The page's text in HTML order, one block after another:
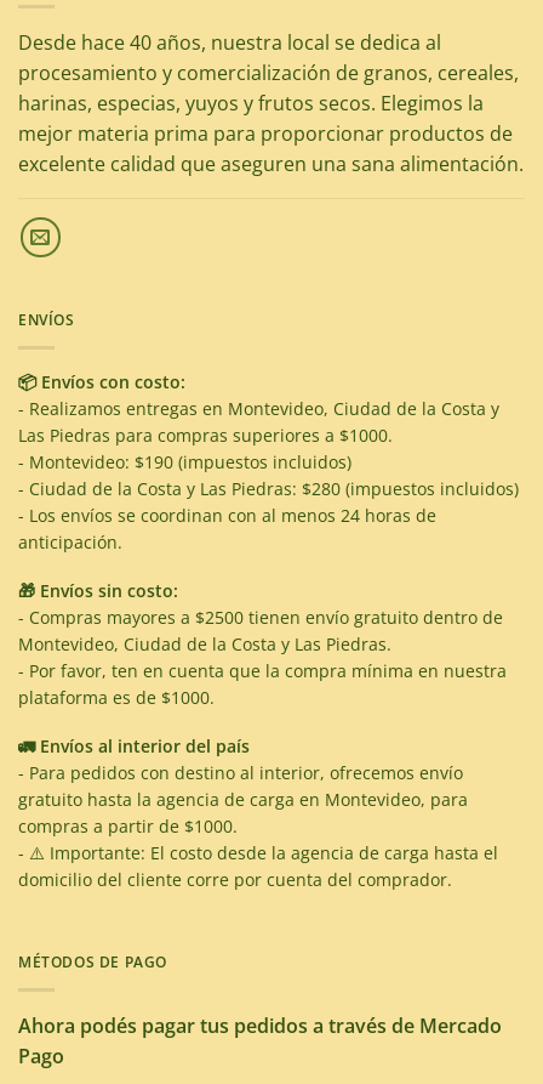
Desde hace 40 años, nuestra local se dedica al
procesamiento y comercialización de granos, cereales,
harinas, especias, yuyos y frutos secos. Elegimos la
mejor materia prima para proporcionar productos de
excelente calidad que aseguren una sana alimentación.
ENVÍOS
📦 Envíos con costo:
- Realizamos entregas en Montevideo, Ciudad de la Costa y
Las Piedras para compras superiores a $1000.
- Montevideo: $190 (impuestos incluidos)
- Ciudad de la Costa y Las Piedras: $280 (impuestos incluidos)
- Los envíos se coordinan con al menos 24 horas de
anticipación.
🎁 Envíos sin costo:
- Compras mayores a $2500 tienen envío gratuito dentro de
Montevideo, Ciudad de la Costa y Las Piedras.
- Por favor, ten en cuenta que la compra mínima en nuestra
plataforma es de $1000.
🚛 Envíos al interior del país
- Para pedidos con destino al interior, ofrecemos envío
gratuito hasta la agencia de carga en Montevideo, para
compras a partir de $1000.
- ⚠️ Importante: El costo desde la agencia de carga hasta el
domicilio del cliente corre por cuenta del comprador.
MÉTODOS DE PAGO
Ahora podés pagar tus pedidos a través de Mercado
Pago